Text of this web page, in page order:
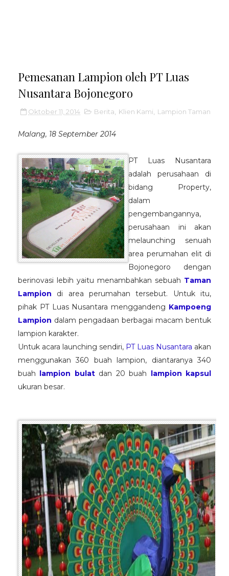
Pemesanan Lampion oleh PT Luas
Nusantara Bojonegoro
Oktober 11, 2014 Berita Klien Kami Lampion Taman
Malang, 18 September 2014
PT Luas Nusantara
adalah perusahaan di
bidang Property,
dalam
pengembangannya,
perusahaan ini akan
melaunching senuah
area perumahan elit di
Bojonegoro dengan
berinovasi lebih yaitu menambahkan sebuah Taman
Lampion di area perumahan tersebut. Untuk itu,
pihak PT Luas Nusantara menggandeng Kampoeng
Lampion dalam pengadaan berbagai macam bentuk
lampion karakter.
Untuk acara launching sendiri, PT Luas Nusantara akan
menggunakan 360 buah lampion, diantaranya 340
buah lampion bulatdan 20 buah lampion kapsul
ukuran besar.